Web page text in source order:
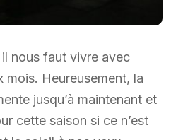
il nous faut vivre avec
mois. Heureusement, la
jusqu’à maintenant et
cette saison si ce n’est